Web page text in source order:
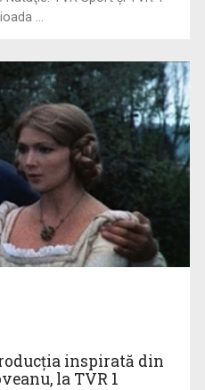
"Iljimae, hoţul fantomă",
...
inspirată din
la TVR 1